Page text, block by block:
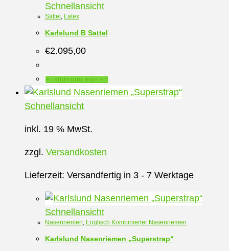
Schnellansicht
Sättel , Latex
Karlslund B Sattel
€2.095,00
Ausführung wählen
Produkt
Optionen
auf
gewählt
Schnellansicht
inkl. 19 % MwSt.
zzgl. Versandkosten
Lieferzeit: Versandfertig in 3 - 7 Werktage
Schnellansicht
Nasenriemen, Englisch Kombinierter Nasenriemen
Karlslund Nasenriemen „Superstrap“